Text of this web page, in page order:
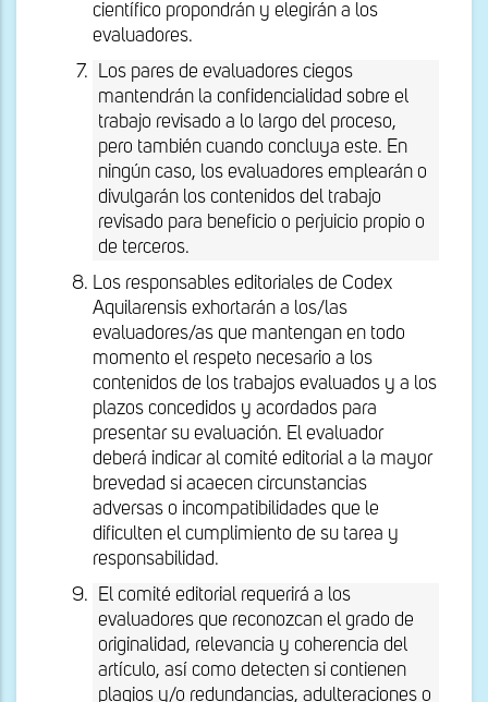
científico propondrán y elegirán a los
evaluadores.
Los pares de evaluadores ciegos
mantendrán la confidencialidad sobre el
trabajo revisado a lo largo del proceso,
pero también cuando concluya este. En
ningún caso, los evaluadores emplearán o
divulgarán los contenidos del trabajo
revisado para beneficio o perjuicio propio o
de terceros.
Los responsables editoriales de Codex
Aquilarensis exhortarán a los/las
evaluadores/as que mantengan en todo
momento el respeto necesario a los
contenidos de los trabajos evaluados y a los
plazos concedidos y acordados para
presentar su evaluación. El evaluador
deberá indicar al comité editorial a la mayor
brevedad si acaecen circunstancias
adversas o incompatibilidades que le
dificulten el cumplimiento de su tarea y
responsabilidad.
El comité editorial requerirá a los
evaluadores que reconozcan el grado de
originalidad, relevancia y coherencia del
artículo, así como detecten si contienen
plagios y/o redundancias, adulteraciones o